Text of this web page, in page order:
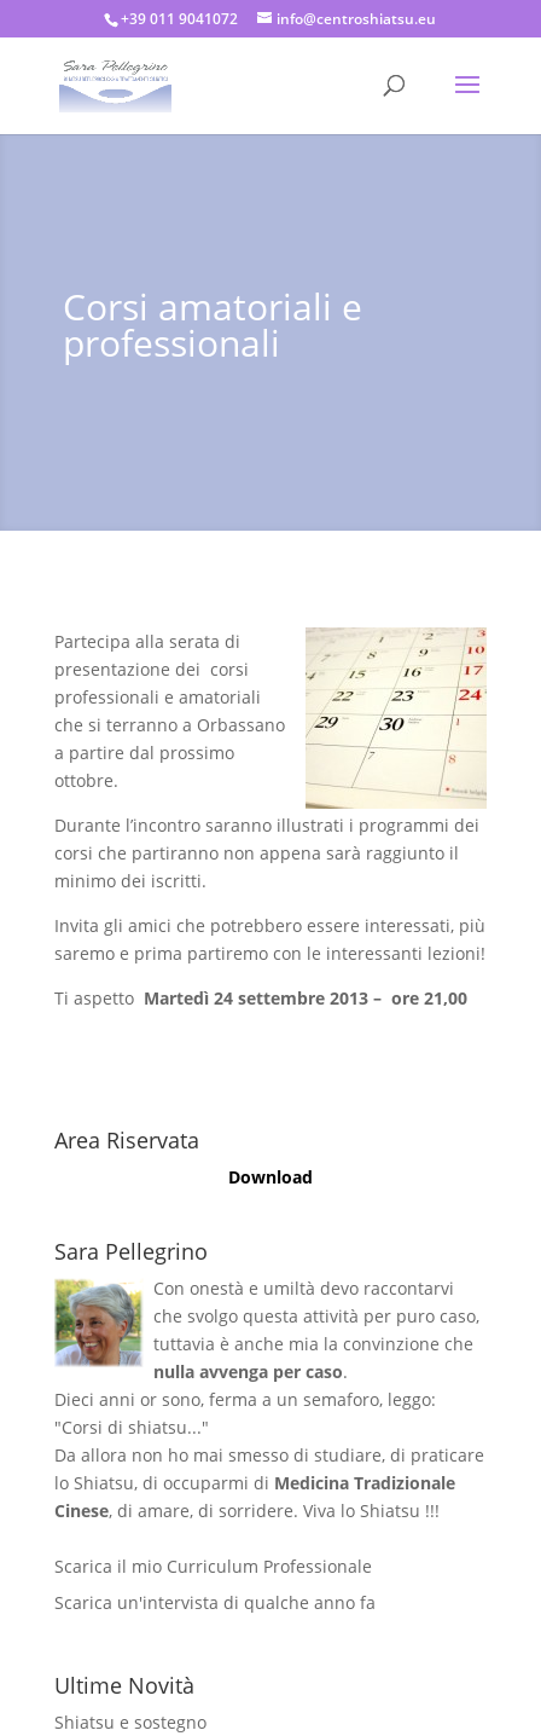
+39 011 9041072 info@centroshiatsu.eu
Corsi amatoriali e
professionali
Partecipa alla serata di
presentazione dei corsi
professionali e amatoriali
che si terranno a Orbassano
a partire dal prossimo
ottobre.
Durante l’incontro saranno illustrati i programmi dei
corsi che partiranno non appena sarà raggiunto il
minimo dei iscritti.
Invita gli amici che potrebbero essere interessati, più
saremo e prima partiremo con le interessanti lezioni!
Ti aspetto Martedì 24 settembre 2013 – ore 21,00
Area Riservata
Download
Sara Pellegrino
Con onestà e umiltà devo raccontarvi
che svolgo questa attività per puro caso,
tuttavia è anche mia la convinzione che
nulla avvenga per caso.
Dieci anni or sono, ferma a un semaforo, leggo:
"Corsi di shiatsu..."
Da allora non ho mai smesso di studiare, di praticare
lo Shiatsu, di occuparmi di Medicina Tradizionale
Cinese, di amare, di sorridere. Viva lo Shiatsu !!!
Scarica il mio Curriculum Professionale
Scarica un'intervista di qualche anno fa
Ultime Novità
Shiatsu e sostegno